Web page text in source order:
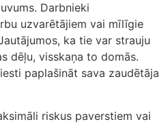
Darbnieki
uzvarētājiem vai mīlīgie
ka tie var strauju
dēļu, visskaņa to domās.
paplašināt sava zaudētāja
riskus paverstiem vai